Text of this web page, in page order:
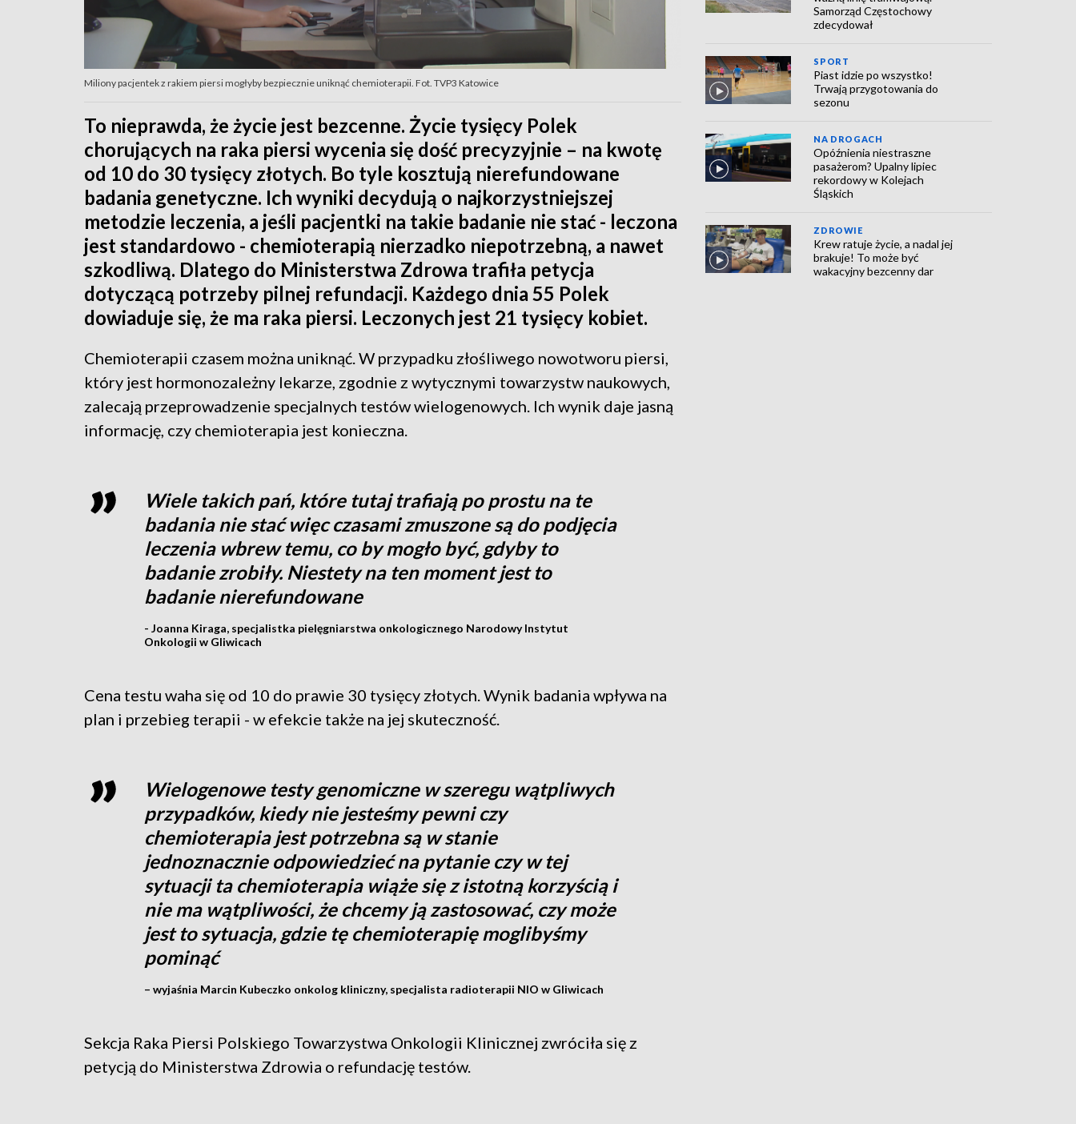
Miliony pacjentek z rakiem piersi mogłyby bezpiecznie uniknąć chemioterapii. Fot. TVP3 Katowice
To nieprawda, że życie jest bezcenne. Życie tysięcy Polek
chorujących na raka piersi wycenia się dość precyzyjnie – na kwotę
od 10 do 30 tysięcy złotych. Bo tyle kosztują nierefundowane
badania genetyczne. Ich wyniki decydują o najkorzystniejszej
metodzie leczenia, a jeśli pacjentki na takie badanie nie stać - leczona
jest standardowo - chemioterapią nierzadko niepotrzebną, a nawet
szkodliwą. Dlatego do Ministerstwa Zdrowa trafiła petycja
dotyczącą potrzeby pilnej refundacji. Każdego dnia 55 Polek
dowiaduje się, że ma raka piersi. Leczonych jest 21 tysięcy kobiet.
Chemioterapii czasem można uniknąć. W przypadku złośliwego nowotworu piersi,
który jest hormonozależny lekarze, zgodnie z wytycznymi towarzystw naukowych,
zalecają przeprowadzenie specjalnych testów wielogenowych. Ich wynik daje jasną
informację, czy chemioterapia jest konieczna.
Wiele takich pań, które tutaj trafiają po prostu na te
badania nie stać więc czasami zmuszone są do podjęcia
leczenia wbrew temu, co by mogło być, gdyby to
badanie zrobiły. Niestety na ten moment jest to
badanie nierefundowane
- Joanna Kiraga, specjalistka pielęgniarstwa onkologicznego Narodowy Instytut
Onkologii w Gliwicach
Cena testu waha się od 10 do prawie 30 tysięcy złotych. Wynik badania wpływa na
plan i przebieg terapii - w efekcie także na jej skuteczność.
Wielogenowe testy genomiczne w szeregu wątpliwych
przypadków, kiedy nie jesteśmy pewni czy
chemioterapia jest potrzebna są w stanie
jednoznacznie odpowiedzieć na pytanie czy w tej
sytuacji ta chemioterapia wiąże się z istotną korzyścią i
nie ma wątpliwości, że chcemy ją zastosować, czy może
jest to sytuacja, gdzie tę chemioterapię moglibyśmy
pominąć
– wyjaśnia Marcin Kubeczko onkolog kliniczny, specjalista radioterapii NIO w Gliwicach
Sekcja Raka Piersi Polskiego Towarzystwa Onkologii Klinicznej zwróciła się z
petycją do Ministerstwa Zdrowia o refundację testów.
Samorząd Częstochowy
zdecydował
SPORT
Piast idzie po wszystko!
Trwają przygotowania do
sezonu
NA DROGACH
Opóźnienia niestraszne
pasażerom? Upalny lipiec
rekordowy w Kolejach
Śląskich
ZDROWIE
Krew ratuje życie, a nadal jej
brakuje! To może być
wakacyjny bezcenny dar